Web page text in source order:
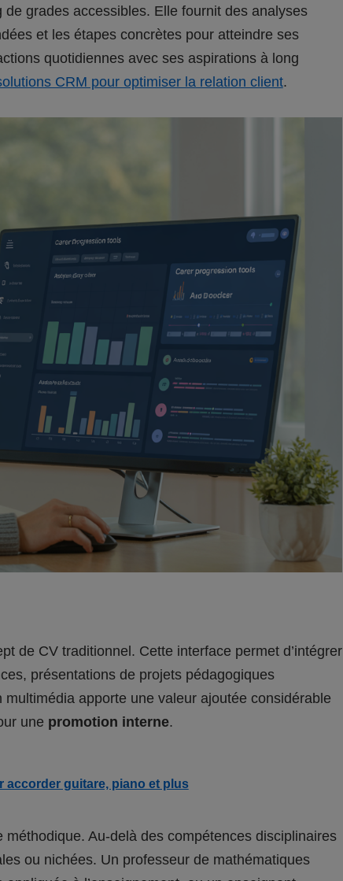
grades accessibles. Elle fournit des analyses
et les étapes concrètes pour atteindre ses
quotidiennes avec ses aspirations à long
CRM pour optimiser la relation client.
de CV traditionnel. Cette interface permet d’intégrer
présentations de projets pédagogiques
apporte une valeur ajoutée considérable
une promotion interne.
guitare, piano et plus
Au-delà des compétences disciplinaires
ou nichées. Un professeur de mathématiques